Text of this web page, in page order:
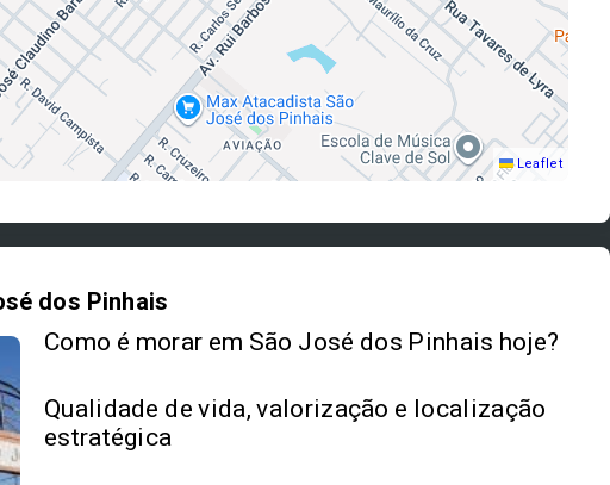
Leaflet
dos Pinhais
Como é morar em São José dos Pinhais hoje?
Qualidade de vida, valorização e localização
estratégica